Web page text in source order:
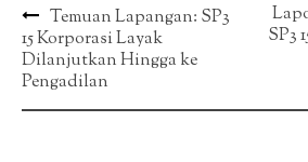
Post
navigation
Temuan Lapangan: SP3
15 Korporasi Layak
Dilanjutkan Hingga ke
Pengadilan
SP3